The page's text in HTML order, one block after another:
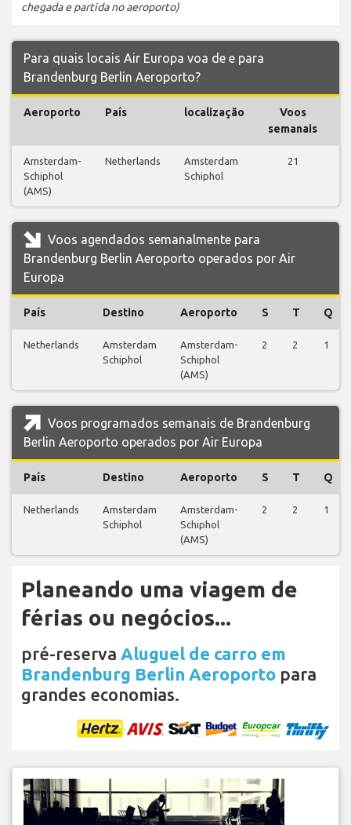
chegada e partida no aeroporto)
Para quais locais Air Europa voa de e para
Brandenburg Berlin Aeroporto?
Aeroporto País localização
Voos
semanais
Amsterdam-
Schiphol
(AMS)
Netherlands
Amsterdam
Schiphol
21
Voos agendados semanalmente para
Brandenburg Berlin Aeroporto operados por Air
Europa
País Destino Aeroporto S T Q
Netherlands
Amsterdam
Schiphol
Amsterdam-
Schiphol
(AMS)
2 2 1
Voos programados semanais de Brandenburg
Berlin Aeroporto operados por Air Europa
País Destino Aeroporto S T Q
Netherlands
Amsterdam
Schiphol
Amsterdam-
Schiphol
(AMS)
2 2 1
Planeando uma viagem de
férias ou negócios...
pré-reserva Aluguel de carro em
Brandenburg Berlin Aeroporto para
grandes economias.